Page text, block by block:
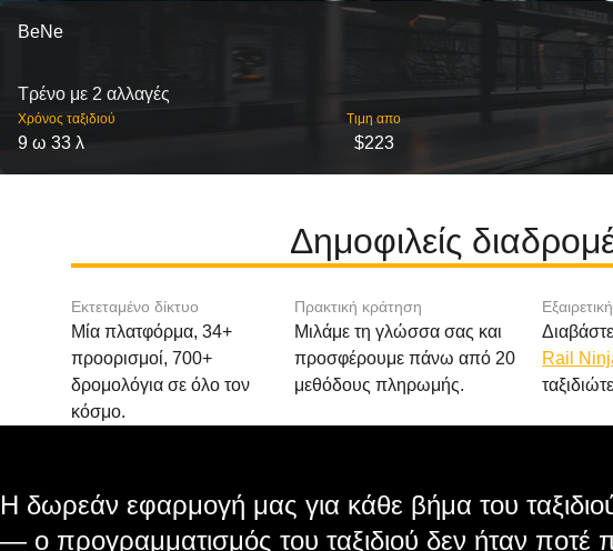
BeNe
Τρένο με 2 αλλαγές
Χρόνος ταξιδιού
9 ω 33 λ
Τιμη απο
$223
Δημοφιλείς
Εκτεταμένο δίκτυο
Μία πλατφόρμα, 34+
προορισμοί, 700+
δρομολόγια σε όλο τον
κόσμο.
Πρακτική κράτηση
Μιλάμε τη γλώσσα σας και
προσφέρουμε πάνω από 20
μεθόδους πληρωμής.
Rail
Η δωρεάν εφαρμογή μας για κάθε βήμα του
— ο προγραμματισμός του ταξιδιού δεν ήταν ποτέ